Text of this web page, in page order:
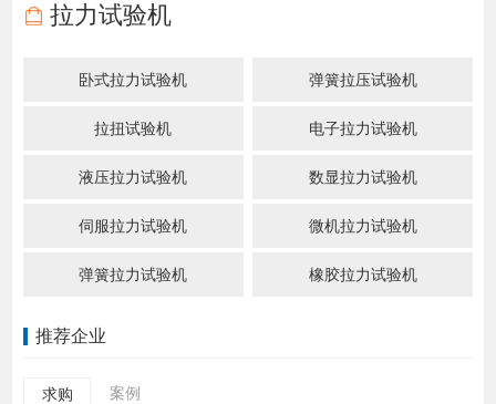
拉力试验机
卧式拉力试验机 弹簧拉压试验机
拉扭试验机 电子拉力试验机
液压拉力试验机 数显拉力试验机
伺服拉力试验机 微机拉力试验机
弹簧拉力试验机 橡胶拉力试验机
推荐企业
求购 案例